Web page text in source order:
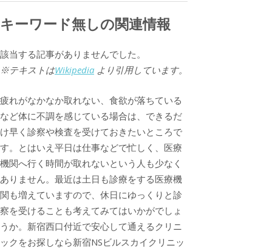
キーワード無しの関連情報
該当する記事がありませんでした。
※テキストはWikipedia より引用しています。
疲れがなかなか取れない、食欲が落ちている
など体に不調を感じている場合は、できるだ
け早く診察や検査を受けておきたいところで
す。とはいえ平日は仕事などで忙しく、医療
機関へ行く時間が取れないという人も少なく
ありません。最近は土日も診療をする医療機
関も増えていますので、休日にゆっくりと診
察を受けることも考えてみてはいかがでしょ
うか。新宿西口付近で安心して通えるクリニ
ックをお探しなら新宿NSビルスカイクリニッ